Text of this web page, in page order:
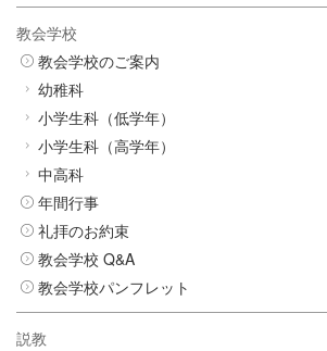
教会学校
教会学校のご案内
幼稚科
小学生科（低学年）
小学生科（高学年）
中高科
年間行事
礼拝のお約束
教会学校 Q&A
教会学校パンフレット
説教